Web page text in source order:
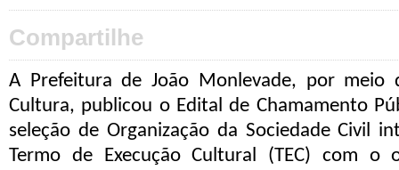
Compartilhe
A Prefeitura de João Monlevade, por meio
Cultura, publicou o Edital de Chamamento
seleção de Organização da Sociedade Civil
Termo de Execução Cultural (TEC) com o